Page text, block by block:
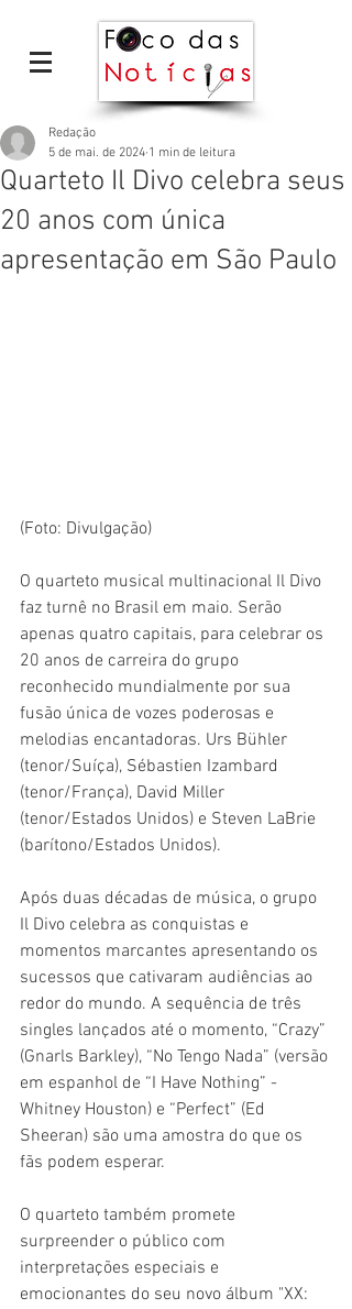
Quarteto Il Divo celebra seus
20 anos com única
apresentação em São Paulo
Redação
5 de mai. de 2024 1 min de leitura
(Foto: Divulgação)
O quarteto musical multinacional Il Divo
faz turnê no Brasil em maio. Serão
apenas quatro capitais, para celebrar os
20 anos de carreira do grupo
reconhecido mundialmente por sua
fusão única de vozes poderosas e
melodias encantadoras. Urs Bühler
(tenor/Suíça), Sébastien Izambard
(tenor/França), David Miller
(tenor/Estados Unidos) e Steven LaBrie
(barítono/Estados Unidos).
Após duas décadas de música, o grupo
Il Divo celebra as conquistas e
momentos marcantes apresentando os
sucessos que cativaram audiências ao
redor do mundo. A sequência de três
singles lançados até o momento, “Crazy”
(Gnarls Barkley), “No Tengo Nada” (versão
em espanhol de “I Have Nothing” -
Whitney Houston) e “Perfect” (Ed
Sheeran) são uma amostra do que os
fãs podem esperar.
O quarteto também promete
surpreender o público com
interpretações especiais e
emocionantes do seu novo álbum "XX: